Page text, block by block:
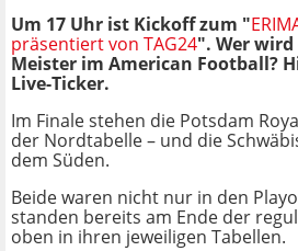
Um 17 Uhr ist Kickoff zum "
präsentiert von TAG24". Wer wird
Meister im American Football?
Live-Ticker.
Im Finale stehen die Potsdam
der Nordtabelle – und die
dem Süden.
Beide waren nicht nur in den
standen bereits am Ende der
oben in ihren jeweiligen Tabellen.